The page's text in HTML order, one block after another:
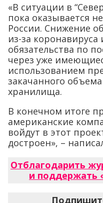
«В ситуации в
пока оказывается
России. Снижение
из-за коронавируса
обязательства по
через уже
использованием
закачанного
хранилища.
В конечном итоге
американские
войдут в этот
достроен», –
Отблагодарить
и поддержать